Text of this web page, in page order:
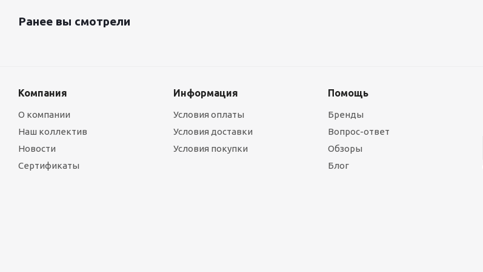
Ранее вы смотрели
Компания
О компании
Наш коллектив
Новости
Сертификаты
Информация
Условия оплаты
Условия доставки
Условия покупки
Помощь
Бренды
Вопрос-ответ
Обзоры
Блог